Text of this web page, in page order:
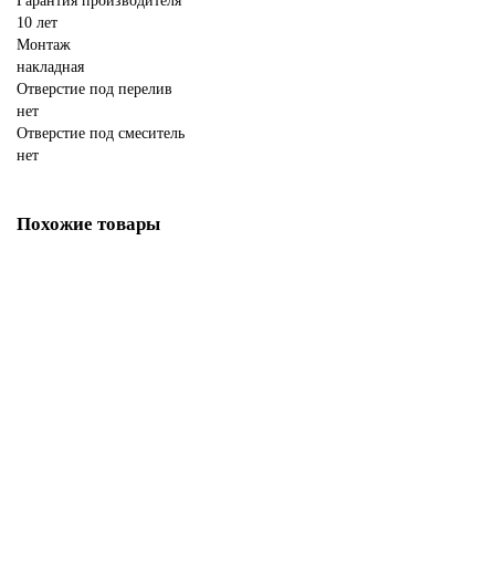
10 лет
Монтаж
накладная
Отверстие под перелив
нет
Отверстие под смеситель
нет
Похожие товары